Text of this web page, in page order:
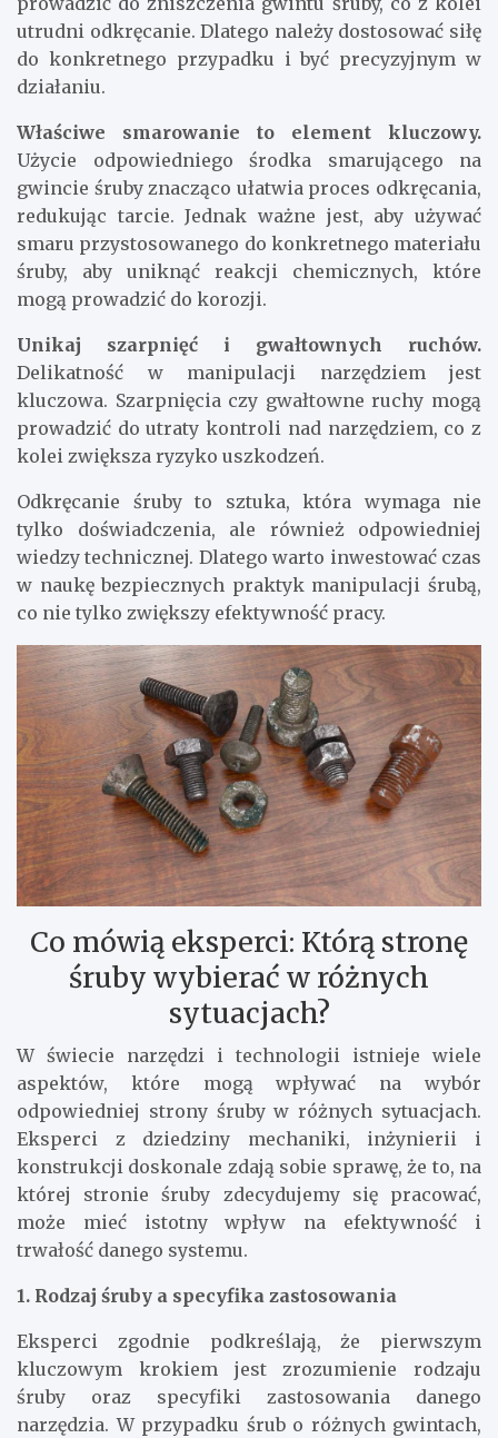
utrudni odkręcanie. Dlatego należy dostosować siłę
do konkretnego przypadku i być precyzyjnym w
działaniu.
Właściwe smarowanie to element kluczowy.
Użycie odpowiedniego środka smarującego na
gwincie śruby znacząco ułatwia proces odkręcania,
redukując tarcie. Jednak ważne jest, aby używać
smaru przystosowanego do konkretnego materiału
śruby, aby uniknąć reakcji chemicznych, które
mogą prowadzić do korozji.
Unikaj szarpnięć i gwałtownych ruchów.
Delikatność w manipulacji narzędziem jest
kluczowa. Szarpnięcia czy gwałtowne ruchy mogą
prowadzić do utraty kontroli nad narzędziem, co z
kolei zwiększa ryzyko uszkodzeń.
Odkręcanie śruby to sztuka, która wymaga nie
tylko doświadczenia, ale również odpowiedniej
wiedzy technicznej. Dlatego warto inwestować czas
w naukę bezpiecznych praktyk manipulacji śrubą,
co nie tylko zwiększy efektywność pracy.
Co mówią eksperci: Którą stronę
śruby wybierać w różnych
sytuacjach?
W świecie narzędzi i technologii istnieje wiele
aspektów, które mogą wpływać na wybór
odpowiedniej strony śruby w różnych sytuacjach.
Eksperci z dziedziny mechaniki, inżynierii i
konstrukcji doskonale zdają sobie sprawę, że to, na
której stronie śruby zdecydujemy się pracować,
może mieć istotny wpływ na efektywność i
trwałość danego systemu.
1. Rodzaj śruby a specyfika zastosowania
Eksperci zgodnie podkreślają, że pierwszym
kluczowym krokiem jest zrozumienie rodzaju
śruby oraz specyfiki zastosowania danego
narzędzia. W przypadku śrub o różnych gwintach,